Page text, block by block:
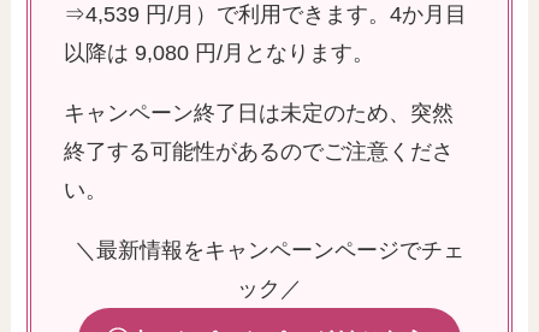
⇒4,539 円/月）​で利用できます。4か月目
以降は 9,080 円/月となります。
キャンペーン終了日は未定のため、突然
終了する可能性があるのでご注意くださ
い。
＼最新情報をキャンペーンページでチェ
ック／